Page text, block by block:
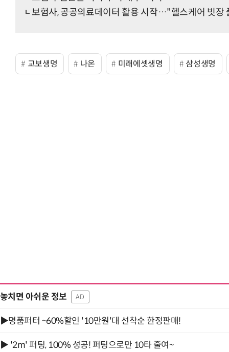
보험사, 공공의료데이터 활용 시작…"헬스케어 빗장
교보생명 나온 미래에셋생명 삼성생명
놓치면 아쉬운 정보 AD
▶명품퍼터 ~60%할인 '10만원'대 선착순 한정판매!
▶ '2m' 퍼팅, 100% 성공! 퍼팅으로만 10타 줄여~